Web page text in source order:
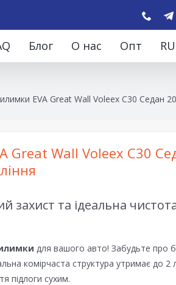
Блог О нас Опт RU
EVA Great Wall Voleex C30 Седан
Great Wall Voleex C30
захист та ідеальна
для вашого авто! Забудьте про
комірчаста структура утримає до 2
підлоги сухим.